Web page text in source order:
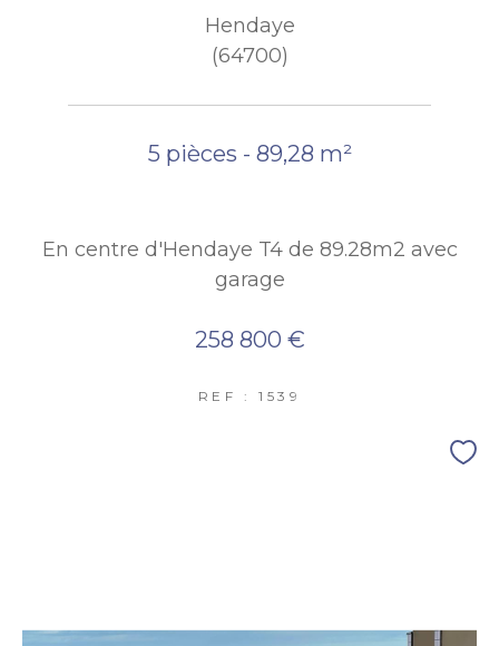
Hendaye
(64700)
5 pièces - 89,28 m²
En centre d'Hendaye T4 de 89.28m2 avec
garage
258 800 €
REF : 1539